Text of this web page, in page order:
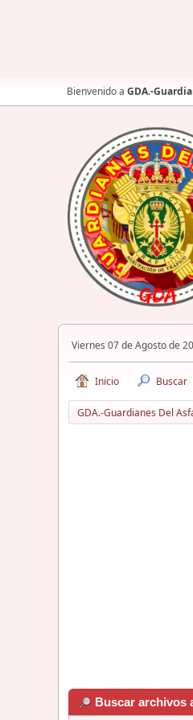
Bienvenido a GDA.-
Viernes 07 de Agosto de
Inicio Buscar
GDA.-Guardianes Del
Buscar archivos